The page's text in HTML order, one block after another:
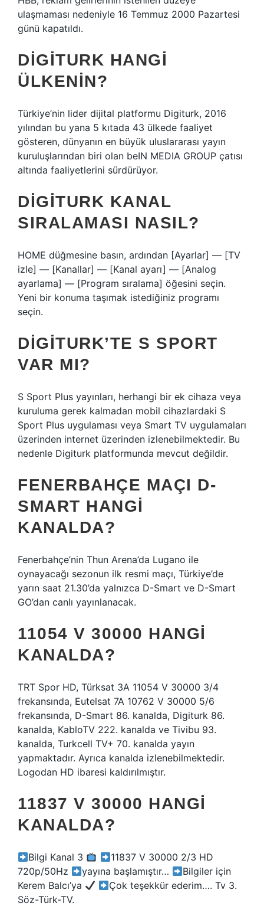
ulaşmaması nedeniyle 16 Temmuz 2000 Pazartesi
günü kapatıldı.
DIGITURK HANGI
ÜLKENIN?
Türkiye’nin lider dijital platformu Digiturk, 2016
yılından bu yana 5 kıtada 43 ülkede faaliyet
gösteren, dünyanın en büyük uluslararası yayın
kuruluşlarından biri olan beIN MEDIA GROUP çatısı
altında faaliyetlerini sürdürüyor.
DIGITURK KANAL
SIRALAMASI NASIL?
HOME düğmesine basın, ardından [Ayarlar] — [TV
izle] — [Kanallar] — [Kanal ayarı] — [Analog
ayarlama] — [Program sıralama] öğesini seçin.
Yeni bir konuma taşımak istediğiniz programı
seçin.
DIGITURK’TE S SPORT
VAR MI?
S Sport Plus yayınları, herhangi bir ek cihaza veya
kuruluma gerek kalmadan mobil cihazlardaki S
Sport Plus uygulaması veya Smart TV uygulamaları
üzerinden internet üzerinden izlenebilmektedir. Bu
nedenle Digiturk platformunda mevcut değildir.
FENERBAHÇE MAÇI D-
SMART HANGI
KANALDA?
Fenerbahçe’nin Thun Arena’da Lugano ile
oynayacağı sezonun ilk resmi maçı, Türkiye’de
yarın saat 21.30’da yalnızca D-Smart ve D-Smart
GO’dan canlı yayınlanacak.
11054 V 30000 HANGI
KANALDA?
TRT Spor HD, Türksat 3A 11054 V 30000 3/4
frekansında, Eutelsat 7A 10762 V 30000 5/6
frekansında, D-Smart 86. kanalda, Digiturk 86.
kanalda, KabloTV 222. kanalda ve Tivibu 93.
kanalda, Turkcell TV+ 70. kanalda yayın
yapmaktadır. Ayrıca kanalda izlenebilmektedir.
Logodan HD ibaresi kaldırılmıştır.
11837 V 30000 HANGI
KANALDA?
Bilgi Kanal 3
11837 V 30000 2/3 HD
720p/50Hz
yayına başlamıştır…
Bilgiler için
Kerem Balcı’ya
Çok teşekkür ederim…. Tv 3.
Söz-Türk-TV.